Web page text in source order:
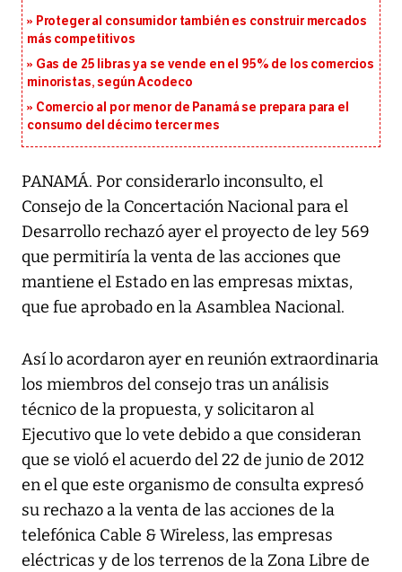
Proteger al consumidor también es construir mercados
más competitivos
Gas de 25 libras ya se vende en el 95% de los comercios
minoristas, según Acodeco
Comercio al por menor de Panamá se prepara para el
consumo del décimo tercer mes
PANAMÁ. Por considerarlo inconsulto, el
Consejo de la Concertación Nacional para el
Desarrollo rechazó ayer el proyecto de ley 569
que permitiría la venta de las acciones que
mantiene el Estado en las empresas mixtas,
que fue aprobado en la Asamblea Nacional.
Así lo acordaron ayer en reunión extraordinaria
los miembros del consejo tras un análisis
técnico de la propuesta, y solicitaron al
Ejecutivo que lo vete debido a que consideran
que se violó el acuerdo del 22 de junio de 2012
en el que este organismo de consulta expresó
su rechazo a la venta de las acciones de la
telefónica Cable & Wireless, las empresas
eléctricas y de los terrenos de la Zona Libre de